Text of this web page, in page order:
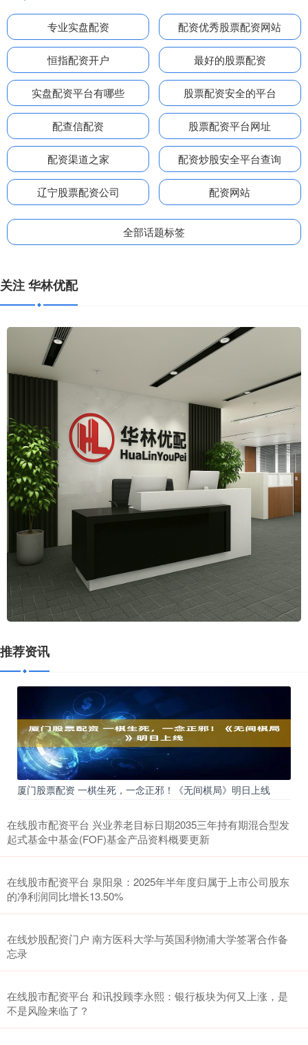
专业实盘配资 配资优秀股票配资网站
恒指配资开户 最好的股票配资
实盘配资平台有哪些 股票配资安全的平台
配查信配资 股票配资平台网址
配资渠道之家 配资炒股安全平台查询
辽宁股票配资公司 配资网站
全部话题标签
关注 华林优配
推荐资讯
厦门股票配资 一棋生死，一念正邪！《无间棋局》明日上线
在线股市配资平台 兴业养老目标日期2035三年持有期混合型发
起式基金中基金(FOF)基金产品资料概要更新
在线股市配资平台 泉阳泉：2025年半年度归属于上市公司股东
的净利润同比增长13.50%
在线炒股配资门户 南方医科大学与英国利物浦大学签署合作备
忘录
在线股市配资平台 和讯投顾李永熙：银行板块为何又上涨，是
不是风险来临了？